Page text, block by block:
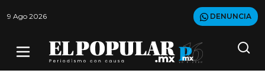
9 Ago 2026 DENUNCIA